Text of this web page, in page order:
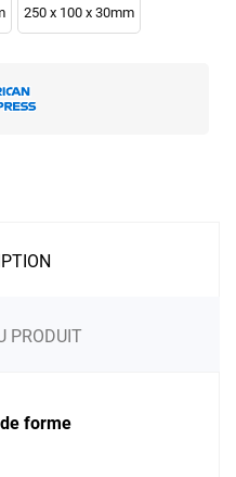
250 x 100 x 30mm
PRODUIT
forme